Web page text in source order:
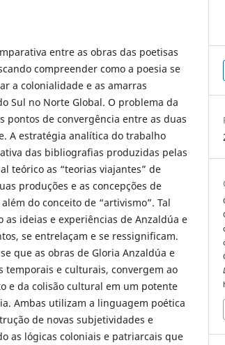
entre as obras das poetisas
compreender como a poesia se
a colonialidade e as amarras
Sul no Norte Global. O problema da
pontos de convergência entre as duas
A estratégia analítica do trabalho
das bibliografias produzidas pelas
teórico as “teorias viajantes” de
produções e as concepções de
do conceito de “artivismo”. Tal
ideias e experiências de Anzaldúa e
se entrelaçam e se ressignificam.
que as obras de Gloria Anzaldúa e
temporais e culturais, convergem ao
e da colisão cultural em um potente
Ambas utilizam a linguagem poética
de novas subjetividades e
as lógicas coloniais e patriarcais que